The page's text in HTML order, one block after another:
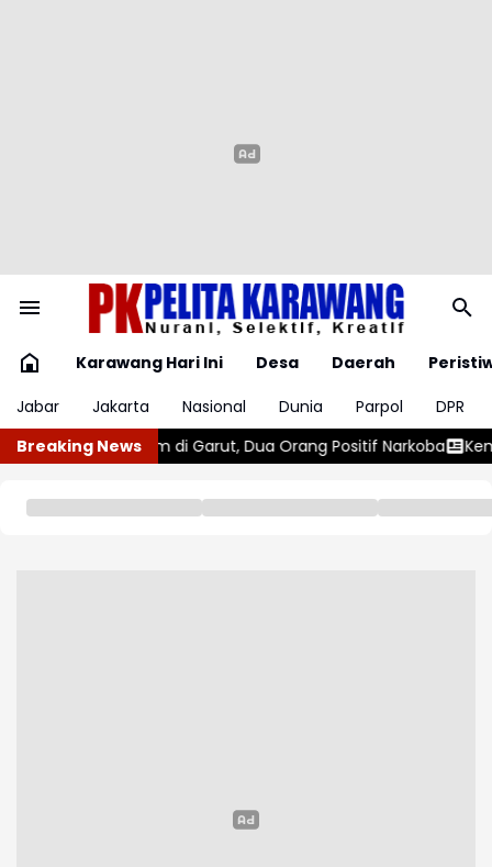
Karawang Hari Ini Desa Daerah
Jabar
Jakarta Nasional Dunia Parpol
DPR
Breaking News
Positif Narkoba Kemudikan Kendaraannya dalam